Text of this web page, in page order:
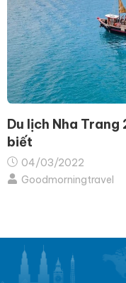
Du lịch Nha
biết
04/03/2022
Goodmorningtravel